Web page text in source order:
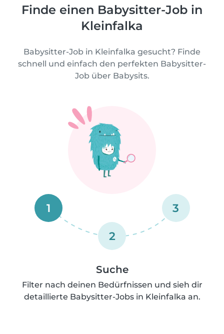
Finde einen Babysitter-Job in
Kleinfalka
Babysitter-Job in Kleinfalka gesucht? Finde
schnell und einfach den perfekten Babysitter-
Job über Babysits.
1
2
3
Suche
Filter nach deinen Bedürfnissen und sieh dir
detaillierte Babysitter-Jobs in Kleinfalka an.